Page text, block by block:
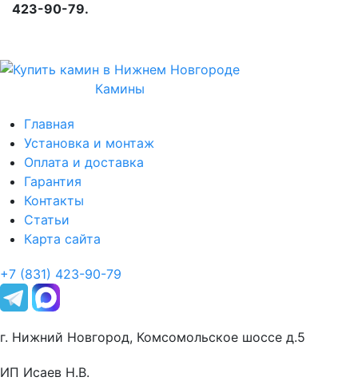
423-90-79.
Камины
Главная
Установка и монтаж
Оплата и доставка
Гарантия
Контакты
Статьи
Карта сайта
+7 (831) 423-90-79
г. Нижний Новгород, Комсомольское шоссе д.5
ИП Исаев Н.В.